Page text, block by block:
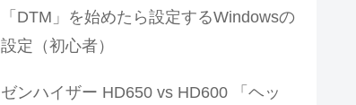
「DTM」を始めたら設定するWindowsの
設定（初心者）
ゼンハイザー HD650 vs HD600 「ヘッ